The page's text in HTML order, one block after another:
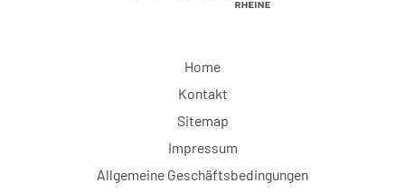
Home
Kontakt
Sitemap
Impressum
Allgemeine Geschäftsbedingungen